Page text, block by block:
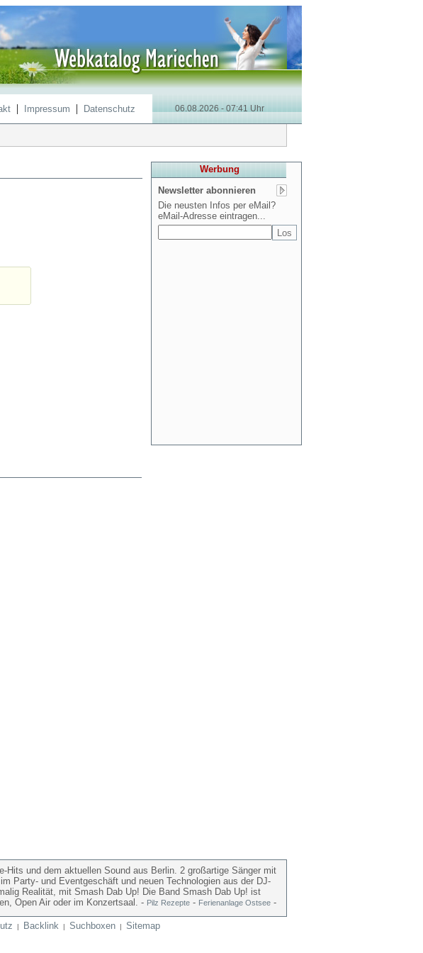
| Impressum | Datenschutz 06.08.2026 - 07:41 Uhr
Werbung
Newsletter abonnieren
Die neusten Infos per eMail?
eMail-Adresse eintragen...
und dem aktuellen Sound aus Berlin. 2 großartige Sänger mit
Party- und Eventgeschäft und neuen Technologien aus der DJ-
Realität, mit Smash Dab Up! Die Band Smash Dab Up! ist
Open Air oder im Konzertsaal. - Pilz Rezepte- Ferienanlage Ostsee-
| Backlink | Suchboxen| Sitemap